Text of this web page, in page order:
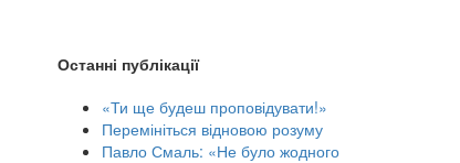
Останні публікації
«Ти ще будеш проповідувати!»
Перемініться відновою розуму
Павло Смаль: «Не було жодного